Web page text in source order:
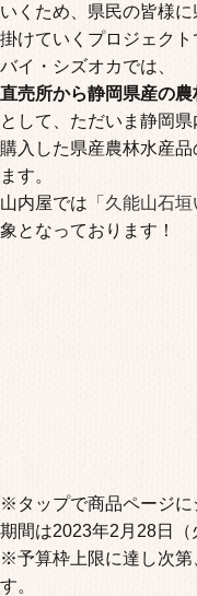
いくため、県民の皆様
掛けていくプロジェクト
バイ・シズオカでは、
直売所から静岡県産の農
として、ただいま静岡
購入した県産農林水産
ます。
山内屋では 「久能山石
象となっております！
※タップで商品ページに
期間は2023年2月28日（
※予算枠上限に達し次第
す。